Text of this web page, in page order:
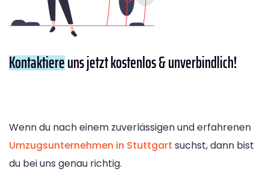
Kontaktiereuns jetzt kostenlos & unverbindlich!
Wenn du nach einem zuverlässigen und erfahrenen
Umzugsunternehmen in Stuttgart suchst, dann bist
du bei uns genau richtig.